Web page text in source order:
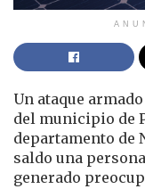
Un ataque
del municipio de
departamento de
saldo una
generado